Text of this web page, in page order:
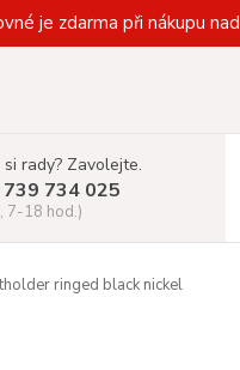
je zdarma při nákupu
rady? Zavolejte.
734 025
7-18 hod.)
ringed black nickel